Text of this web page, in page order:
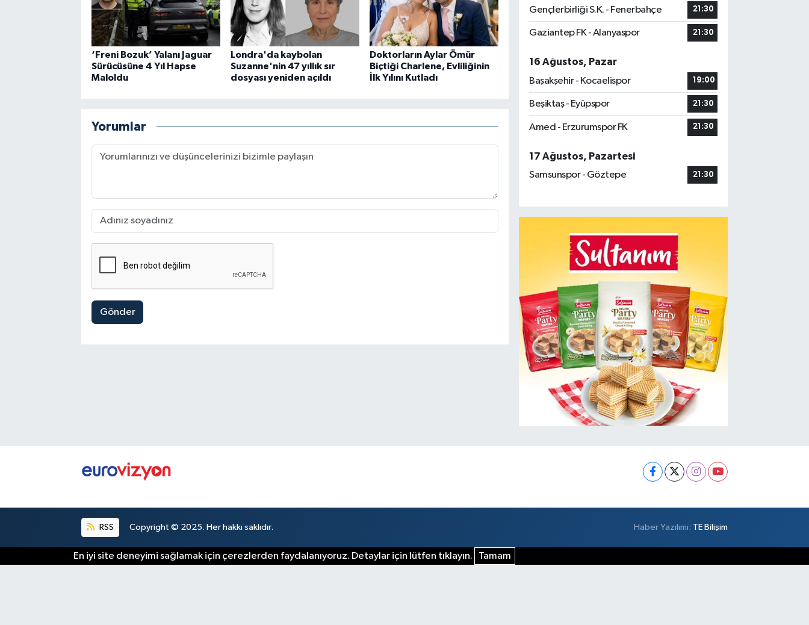
‘Freni Bozuk’ Yalanı Jaguar
Sürücüsüne 4 Yıl Hapse
Maloldu
Londra'da kaybolan
Suzanne'nin 47 yıllık sır
dosyası yeniden açıldı
Doktorların Aylar Ömür
Biçtiği Charlene, Evliliğinin
İlk Yılını Kutladı
Yorumlar
Gönder
Gençlerbirliği S.K. - Fenerbahçe 21:30
Gaziantep FK - Alanyaspor 21:30
16 Ağustos, Pazar
Başakşehir - Kocaelispor
19:00
Beşiktaş - Eyüpspor 21:30
Amed - Erzurumspor FK 21:30
17 Ağustos, Pazartesi
Samsunspor - Göztepe
21:30
RSS Copyright © 2025. Her hakkı saklıdır. Haber Yazılımı: TE Bilişim
En iyi site deneyimi sağlamak için çerezlerden faydalanıyoruz. Detaylar için lütfen tıklayın. Tamam